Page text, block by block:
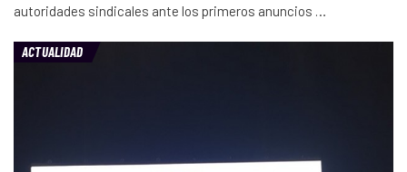
autoridades sindicales ante los primeros anuncios …
ACTUALIDAD